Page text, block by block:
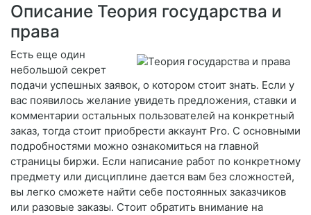
Описание Теория государства и
права
Есть еще один
небольшой секрет
подачи успешных заявок, о котором стоит знать. Если у
вас появилось желание увидеть предложения, ставки и
комментарии остальных пользователей на конкретный
заказ, тогда стоит приобрести аккаунт Pro. С основными
подробностями можно ознакомиться на главной
страницы биржи. Если написание работ по конкретному
предмету или дисциплине дается вам без сложностей,
вы легко сможете найти себе постоянных заказчиков
или разовые заказы. Стоит обратить внимание на